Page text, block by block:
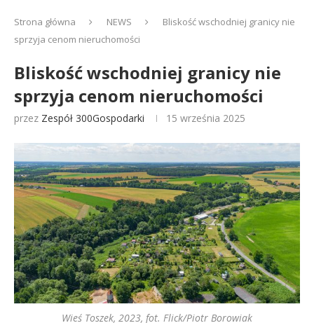
Strona główna NEWS
Bliskość wschodniej granicy nie
sprzyja cenom nieruchomości
Bliskość wschodniej granicy nie
sprzyja cenom nieruchomości
przez Zespół 300Gospodarki 15 września 2025
Wieś Toszek, 2023, fot. Flick/Piotr Borowiak